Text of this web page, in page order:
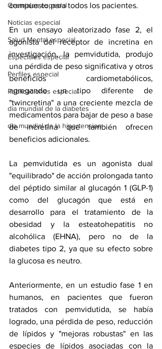
Gremiales especial
Noticias especial
Salud Mental especial
Especiales especial
Perfiles especial
Publicaciones especial
dia mundial de la diabetes
dia mundial de la hipertension
compuesto para todos los pacientes.
En un ensayo aleatorizado fase 2, el
agonista del receptor de incretina en
investigación, la pemvidutida, produjo
una pérdida de peso significativa y otros
beneficios cardiometabólicos,
agregando un tipo diferente de
"twincretina" a una creciente mezcla de
medicamentos para bajar de peso a base
de incretina que también ofrecen
beneficios adicionales.
La pemvidutida es un agonista dual
"equilibrado" de acción prolongada tanto
del péptido similar al glucagón 1 (GLP-1)
como del glucagón que está en
obesidad y la esteatohepatitis no
alcohólica
diabetes tipo 2, ya que su efecto sobre
la glucosa es neutro.
Anteriormente, en un estudio fase 1 en
humanos, en pacientes que fueron
tratados con pemvidutida, se había
logrado, una pérdida de peso, reducción
de lípidos y "mejoras robustas" en las
especies de lípidos asociadas con la